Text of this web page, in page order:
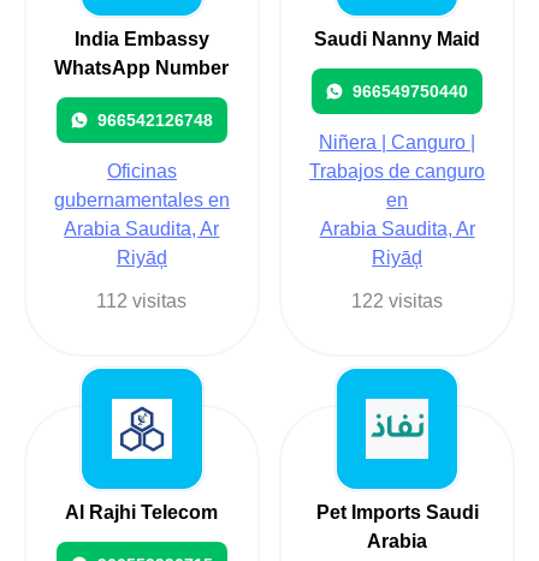
India Embassy
WhatsApp Number
966542126748
Oficinas
gubernamentales en
Arabia Saudita, Ar
Riyāḑ
112 visitas
Saudi Nanny Maid
966549750440
Niñera | Canguro |
Trabajos de canguro
en
Arabia Saudita, Ar
Riyāḑ
122 visitas
Al Rajhi Telecom
Pet Imports Saudi
Arabia